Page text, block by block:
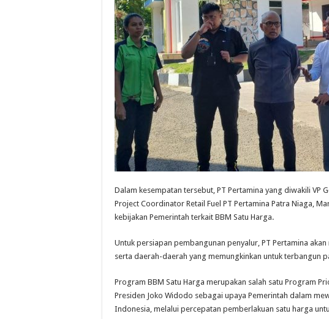
Dalam kesempatan tersebut, PT Pertamina yang diwakili VP
Project Coordinator Retail Fuel PT Pertamina Patra Niaga,
kebijakan Pemerintah terkait BBM Satu Harga.
Untuk persiapan pembangunan penyalur, PT Pertamina
serta daerah-daerah yang memungkinkan untuk terbangun
Program BBM Satu Harga merupakan salah satu Program
Presiden Joko Widodo sebagai upaya Pemerintah dalam
Indonesia, melalui percepatan pemberlakuan satu harga